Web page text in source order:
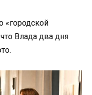
«городской
Влада два дня